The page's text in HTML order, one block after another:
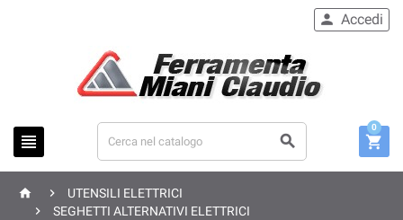
 
 Accedi

0
 
UTENSILI ELETTRICI

SEGHETTI ALTERNATIVI ELETTRICI